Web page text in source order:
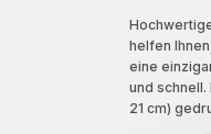
helfen
eine
und
21 cm)